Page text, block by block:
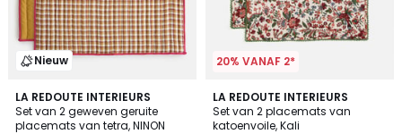
Nieuw
LA REDOUTE INTERIEURS
Set van 2 geweven geruite
placemats van tetra, NINON
20% VANAF 2*
LA REDOUTE INTERIEURS
Set van 2 placemats van
katoenvoile, Kali
5
/
5